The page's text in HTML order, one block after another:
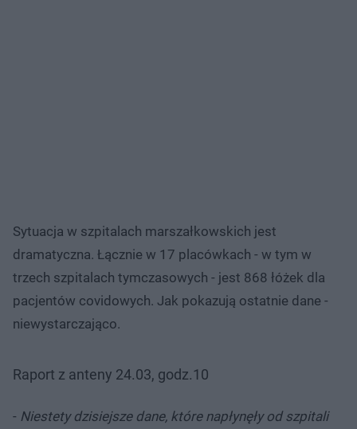
Sytuacja w szpitalach marszałkowskich jest
dramatyczna. Łącznie w 17 placówkach - w tym w
trzech szpitalach tymczasowych - jest 868 łóżek dla
pacjentów covidowych. Jak pokazują ostatnie dane -
niewystarczająco.
Raport z anteny 24.03, godz.10
- Niestety dzisiejsze dane, które napłynęły od szpitali